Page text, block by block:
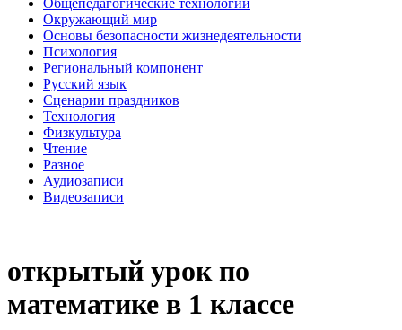
Окружающий мир
Основы безопасности жизнедеятельности
Психология
Региональный компонент
Русский язык
Сценарии праздников
Технология
Физкультура
Чтение
Разное
Аудиозаписи
Видеозаписи
открытый урок по
математике в 1 классе